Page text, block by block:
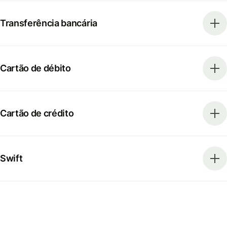
Transferência bancária
Cartão de débito
Cartão de crédito
Swift